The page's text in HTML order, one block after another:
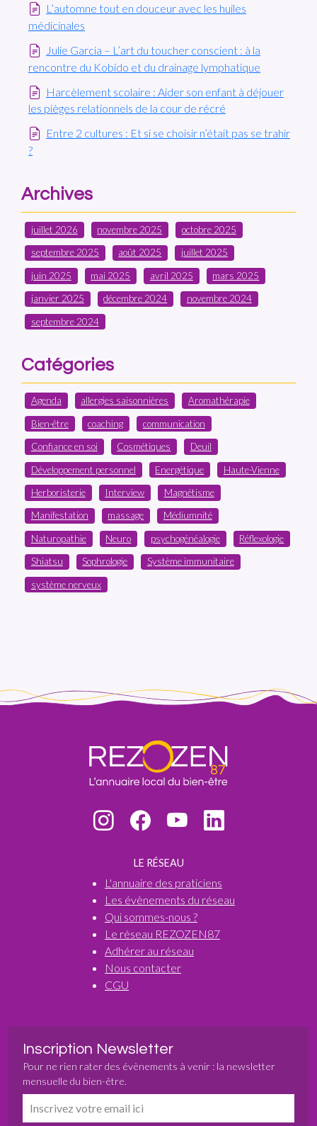
L’automne tout en douceur avec les huiles
médicinales
Julie Garcia – L’art du toucher conscient : à la
rencontre du Kobido et du drainage lymphatique
Harcèlement scolaire : Aider son enfant à déjouer
les pièges relationnels de la cour de récré
Entre 2 cultures : Et si se choisir n’était pas se trahir
?
Archives
juillet 2026 novembre 2025 octobre 2025
septembre 2025 août 2025 juillet 2025
juin 2025 mai 2025 avril 2025 mars 2025
janvier 2025 décembre 2024 novembre 2024
septembre 2024
Catégories
Agenda allergies saisonnières Aromathérapie
Bien-être coaching communication
Confiance en soi Cosmétiques Deuil
Développement personnel Energétique Haute-Vienne
Herboristerie Interview Magnétisme
Manifestation massage Médiumnité
Naturopathie Neuro psychogénéalogie Réflexologie
Shiatsu Sophrologie Système immunitaire
système nerveux
LE RÉSEAU
L'annuaire des praticiens
Les évènements du réseau
Qui sommes-nous ?
Le réseau REZOZEN87
Adhérer au réseau
Nous contacter
CGU
Inscription Newsletter
Pour ne rien rater des évènements à venir : la newsletter
mensuelle du bien-être.